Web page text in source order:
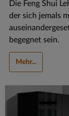
Die Feng Shui
der sich jemals
begegnet sein.
Mehr...